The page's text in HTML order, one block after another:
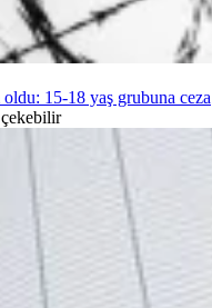
15-18 yaş grubuna ceza